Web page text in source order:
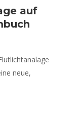
auf
neue,